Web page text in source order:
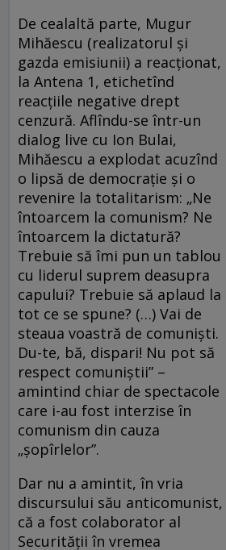
De cealaltă parte, Mugur
Mihăescu (realizatorul și
gazda emisiunii) a reacționat,
la Antena 1, etichetînd
reacțiile negative drept
cenzură. Aflîndu-se într-un
dialog live cu Ion Bulai,
Mihăescu a explodat acuzînd
o lipsă de democrație și o
revenire la totalitarism: „Ne
întoarcem la comunism? Ne
întoarcem la dictatură?
Trebuie să îmi pun un tablou
cu liderul suprem deasupra
capului? Trebuie să aplaud la
tot ce se spune? (…) Vai de
steaua voastră de comuniști.
Du-te, bă, dispari! Nu pot să
respect comuniștii” –
amintind chiar de spectacole
care i-au fost interzise în
comunism din cauza
„șopîrlelor”.
Dar nu a amintit, în vria
discursului său anticomunist,
că a fost colaborator al
Securității în vremea